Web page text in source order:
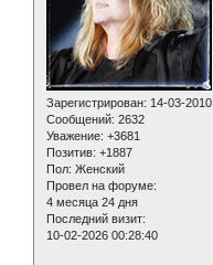
Зарегистрирован: 14-03-2010
Сообщений: 2632
Уважение: +3681
Позитив: +1887
Пол: Женский
Провел на форуме:
4 месяца 24 дня
Последний визит:
10-02-2026 00:28:40